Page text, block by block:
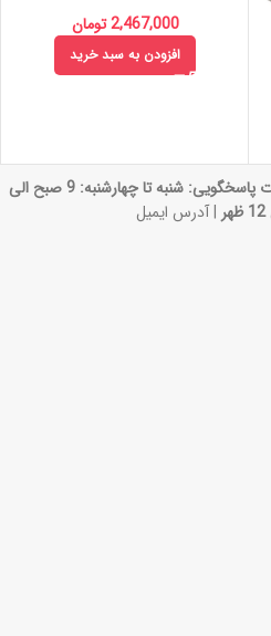
2,467,000 تومان
افزودن به سبد خرید
ساعات پاسخگویی: شنبه تا چهارشنبه: 9 صبح الی
| آدرس ایمیل